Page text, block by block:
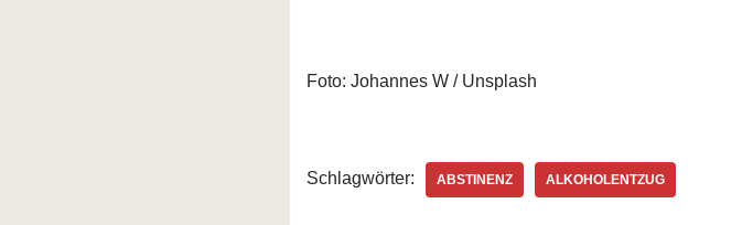
Foto: Johannes W / Unsplash
Schlagwörter: ABSTINENZ ALKOHOLENTZUG